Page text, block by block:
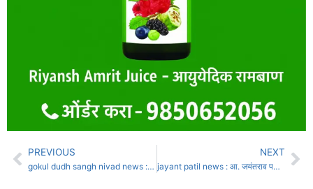
PREVIOUS
gokul dudh sangh nivad news : राजकारणातील लॉटरीचे खेळ : एक अलंकारीक चिंतन
NEXT
jayant patil news : आ. जयंतराव पक्षात सक्रीय, तरीही संशयकल्लोळ…